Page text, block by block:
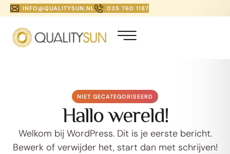
INFO@QUALITYSUN.NL 035 760 1187
NIET GECATEGORISEERD
Hallo wereld!
Welkom bij WordPress. Dit is je eerste bericht.
Bewerk of verwijder het, start dan met schrijven!